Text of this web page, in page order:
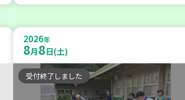
2026年
8月8日(土)
受付終了しました